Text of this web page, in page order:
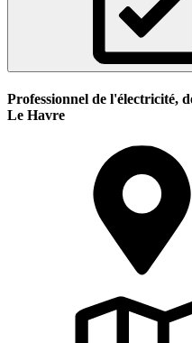
Professionnel de l'électricité,
Le Havre